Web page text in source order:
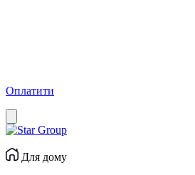
Оплатити
Для дому